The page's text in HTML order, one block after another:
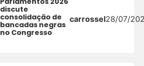
discute
consolidação de
bancadas negras
no Congresso
carrossel28/07/